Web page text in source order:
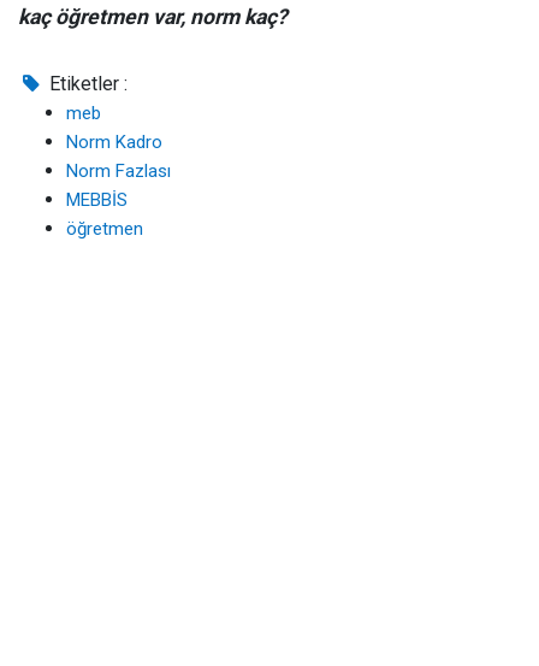
kaç öğretmen var, norm kaç?
Etiketler :
meb
Norm Kadro
Norm Fazlası
MEBBİS
öğretmen